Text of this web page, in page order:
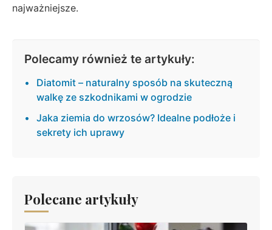
najważniejsze.
Polecamy również te artykuły:
Diatomit – naturalny sposób na skuteczną
walkę ze szkodnikami w ogrodzie
Jaka ziemia do wrzosów? Idealne podłoże i
sekrety ich uprawy
Polecane artykuły